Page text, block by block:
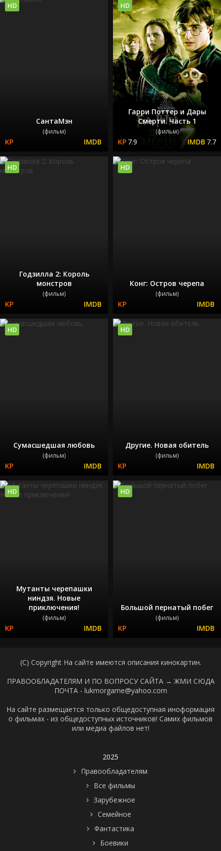
СантаМэн
(фильм)
HD
Гарри Поттер и Дары
Смерти. Часть 1
(фильм)
7.9 7.7
HD
Годзилла 2: Король
монстров
(фильм)
HD
Конг: Остров черепа
(фильм)
HD
Сумасшедшая любовь
(фильм)
HD
Другие. Новая обитель
(фильм)
HD
Мутанты черепашки
ниндзя. Новые
приключения!
(фильм)
HD
Большой пернатый побег
(фильм)
HD
(C) Copyright На сайте имеются описания кинокартин.
ПРАВООБЛАДАТЕЛЯМ И ПО ВОПРОСУ САЙТА → ЖМИ СЮДА
ПОЧТА - lukmorgame@yahoo.com
На сайте размещается только общедоступная иноформация
о фильмах - из общедоступных источников! Самих фильмов
или медиа файлов нет!
2025
Правообладателям
Все фильмы
Зарубежное
Семейное
Фантастика
Боевики